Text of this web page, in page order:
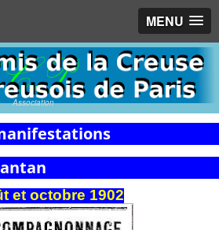
MENU
Association
et octobre 1902